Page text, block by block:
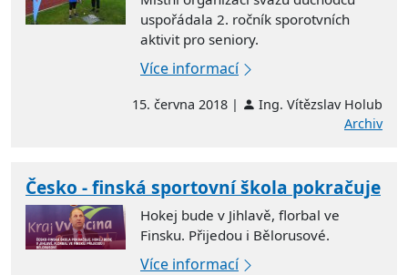
uspořádala 2. ročník sporotvních
aktivit pro seniory.
Více informací
15. června 2018 |
Ing. Vítězslav Holub
Archiv
Česko - finská sportovní škola pokračuje
Hokej bude v Jihlavě, florbal ve
Finsku. Přijedou i Bělorusové.
Více informací